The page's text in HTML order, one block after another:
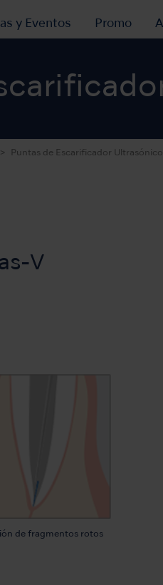
y Eventos Promo
Puntas de Escarificador
V
de fragmentos rotos